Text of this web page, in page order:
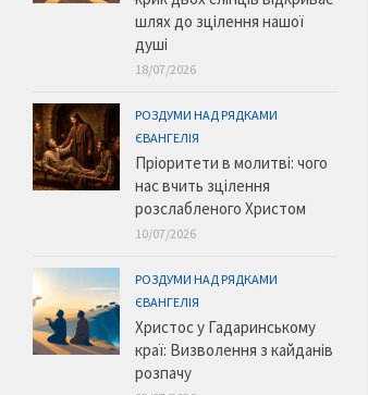
шлях до зцілення нашої
душі
18/07/2026
РОЗДУМИ НАД РЯДКАМИ
ЄВАНГЕЛІЯ
Пріоритети в молитві: чого
нас вчить зцілення
розслабленого Христом
10/07/2026
РОЗДУМИ НАД РЯДКАМИ
ЄВАНГЕЛІЯ
Христос у Гадаринському
краї: Визволення з кайданів
розпачу